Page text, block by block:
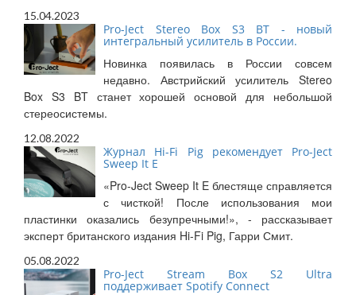
15.04.2023
Pro-Ject Stereo Box S3 BT - новый
интегральный усилитель в России.
Новинка появилась в России совсем
недавно. Австрийский усилитель Stereo
Box S3 BT станет хорошей основой для небольшой
стереосистемы.
12.08.2022
Журнал Hi-Fi Pig рекомендует Pro-Ject
Sweep It E
«Pro-Ject Sweep It E блестяще справляется
с чисткой! После использования мои
пластинки оказались безупречными!», - рассказывает
эксперт британского издания Hi-Fi Pig, Гарри Смит.
05.08.2022
Pro-Ject Stream Box S2 Ultra
поддерживает Spotify Connect